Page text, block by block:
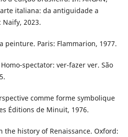
italiana: da antiguidade a
Naify, 2023.
peinture. Paris: Flammarion, 1977.
spectator: ver-fazer ver. São
comme forme symbolique
Éditions de Minuit, 1976.
the history of Renaissance. Oxford: